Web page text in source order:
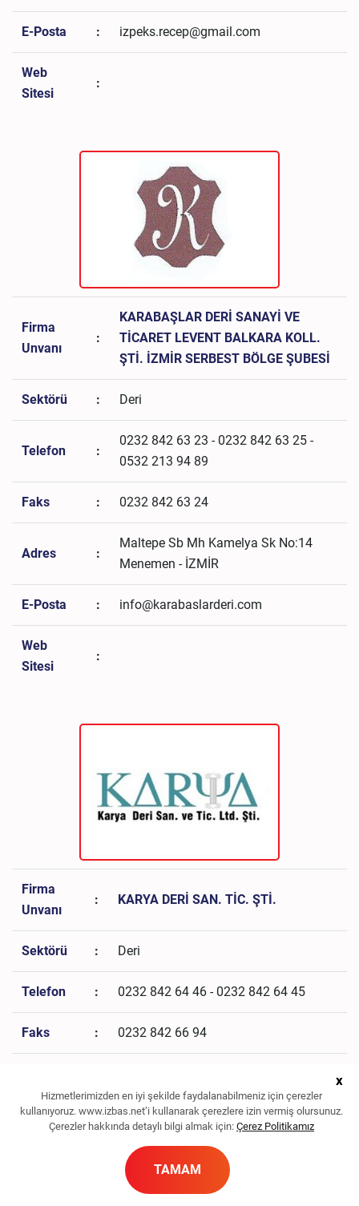
E-Posta : izpeks.recep@gmail.com
Web
Sitesi
:
Firma
Unvanı
:
KARABAŞLAR DERİ SANAYİ VE
TİCARET LEVENT BALKARA KOLL.
ŞTİ. İZMİR SERBEST BÖLGE ŞUBESİ
Sektörü : Deri
Telefon :
0232 842 63 23 - 0232 842 63 25 -
0532 213 94 89
Faks : 0232 842 63 24
Adres :
Maltepe Sb Mh Kamelya Sk No:14
Menemen - İZMİR
E-Posta : info@karabaslarderi.com
Web
Sitesi
:
Firma
Unvanı
: KARYA DERİ SAN. TİC. ŞTİ.
Sektörü : Deri
Telefon : 0232 842 64 46 - 0232 842 64 45
Faks : 0232 842 66 94
Maltepe Köyü Menemen - İZMİR
nalan.kilinc@turkuazkimya.com.tr,
erdil.ozturk@izsmmmo.com
x
Hizmetlerimizden en iyi şekilde faydalanabilmeniz için çerezler
kullanıyoruz. www.izbas.net’i kullanarak çerezlere izin vermiş olursunuz.
Çerezler hakkında detaylı bilgi almak için: Çerez Politikamız
TAMAM